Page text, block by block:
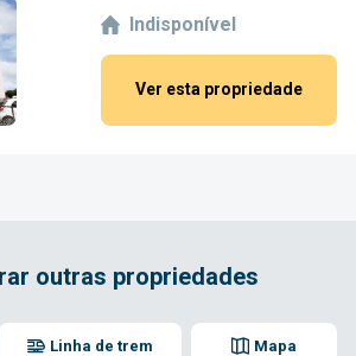
Indisponível
Ver esta propriedade
outras propriedades
Mapa
Linha de trem